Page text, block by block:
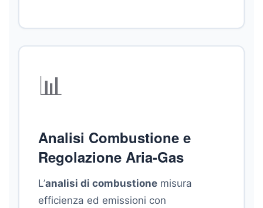
📊
Analisi Combustione e
Regolazione Aria-Gas
L’analisi di combustione misura
efficienza ed emissioni con